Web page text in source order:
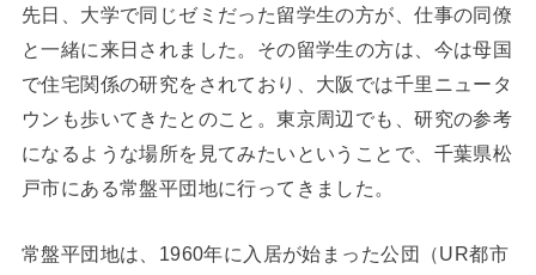
先日、大学で同じゼミだった留学生の方が、仕事の同僚
と一緒に来日されました。その留学生の方は、今は母国
で住宅関係の研究をされており、大阪では千里ニュータ
ウンも歩いてきたとのこと。東京周辺でも、研究の参考
になるような場所を見てみたいということで、千葉県松
戸市にある常盤平団地に行ってきました。
常盤平団地は、1960年に入居が始まった公団（UR都市